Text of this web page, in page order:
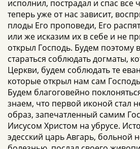
исполнил, пострадал и спас все
теперь уже от нас зависит,
плоды Его проповеди, Его
или же исказим их в себе и не
открыл Господь. Будем поэтому
стараться соблюдать догматы,
Церкви, будем соблюдать те
которые открыл нам сам
Будем благоговейно
знаем, что первой иконой стал
образ, запечатленный самим
Иисусом Христом на убрусе.
эдесский царь Авгарь, больной